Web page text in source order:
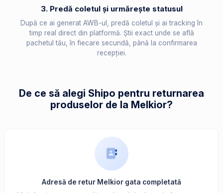
3. Predă coletul și urmărește statusul
După ce ai generat AWB-ul, predă coletul și ai tracking în
timp real direct din platformă. Știi exact unde se află
pachetul tău, în fiecare secundă, până la confirmarea
recepției.
De ce să alegi Shipo pentru returnarea
produselor de la Melkior?
Adresă de retur Melkior gata completată